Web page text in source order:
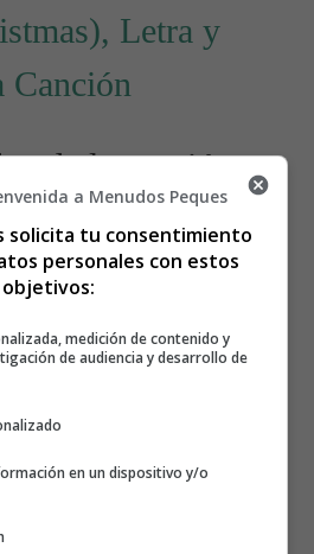
Letra y
Canción
de la canción
is comingo to
Bieber
better not cry
to town
checking it twice;
to town
a Menudos Peques
solicita tu consentimiento
personales con estos
objetivos:
medición de contenido y
de audiencia y desarrollo de
en un dispositivo y/o